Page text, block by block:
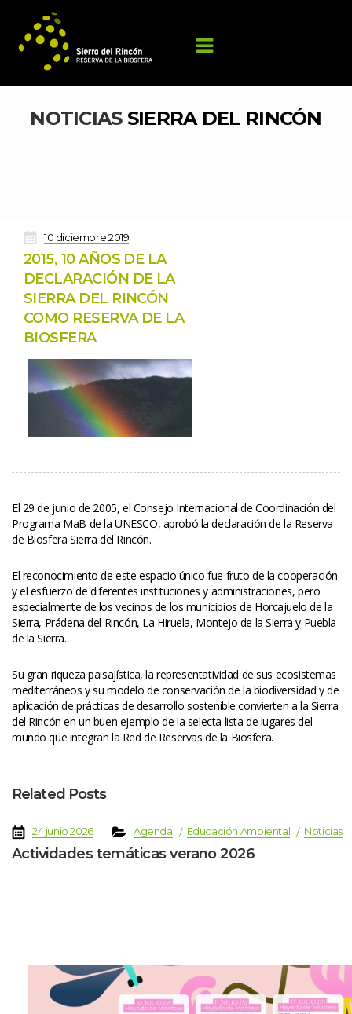
NOTICIAS SIERRA DEL RINCÓN
10 diciembre 2019
2015, 10 AÑOS DE LA
DECLARACIÓN DE LA
SIERRA DEL RINCÓN
COMO RESERVA DE LA
BIOSFERA
El 29 de junio de 2005, el Consejo Internacional de Coordinación del
Programa MaB de la UNESCO, aprobó la declaración de la Reserva
de Biosfera Sierra del Rincón.
El reconocimiento de este espacio único fue fruto de la cooperación
y el esfuerzo de diferentes instituciones y administraciones, pero
especialmente de los vecinos de los municipios de Horcajuelo de la
Sierra, Prádena del Rincón, La Hiruela, Montejo de la Sierra y Puebla
de la Sierra.
Su gran riqueza paisajística, la representatividad de sus ecosistemas
mediterráneos y su modelo de conservación de la biodiversidad y de
aplicación de prácticas de desarrollo sostenible convierten a la Sierra
del Rincón en un buen ejemplo de la selecta lista de lugares del
mundo que integran la Red de Reservas de la Biosfera.
Related Post
24 junio 2026 Agenda Educación Ambiental Noticia
Actividades temáticas verano 2026